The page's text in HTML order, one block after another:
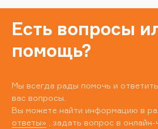
Есть вопросы
помощь?
Мы всегда рады помочь и
вас вопросы.
Вы можете найти информацию в
ответы» , задать вопрос в онлайн-